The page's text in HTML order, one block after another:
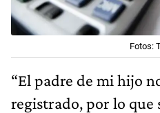
Fotos:
“El padre de mi hijo
registrado, por lo que